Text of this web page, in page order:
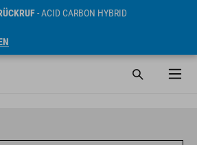
- ACID CARBON HYBRID